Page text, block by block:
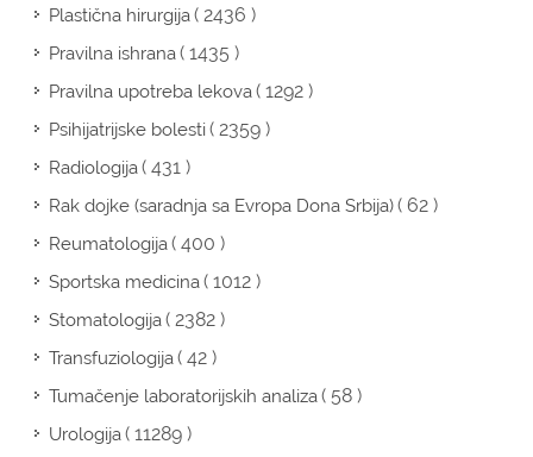
Plastična hirurgija( 2436 )
Pravilna ishrana( 1435 )
Pravilna upotreba lekova( 1292 )
Psihijatrijske bolesti( 2359 )
Radiologija( 431 )
Rak dojke (saradnja sa Evropa Dona Srbija)( 62 )
Reumatologija( 400 )
Sportska medicina( 1012 )
Stomatologija( 2382 )
Transfuziologija( 42 )
Tumačenje laboratorijskih analiza( 58 )
Urologija( 11289 )